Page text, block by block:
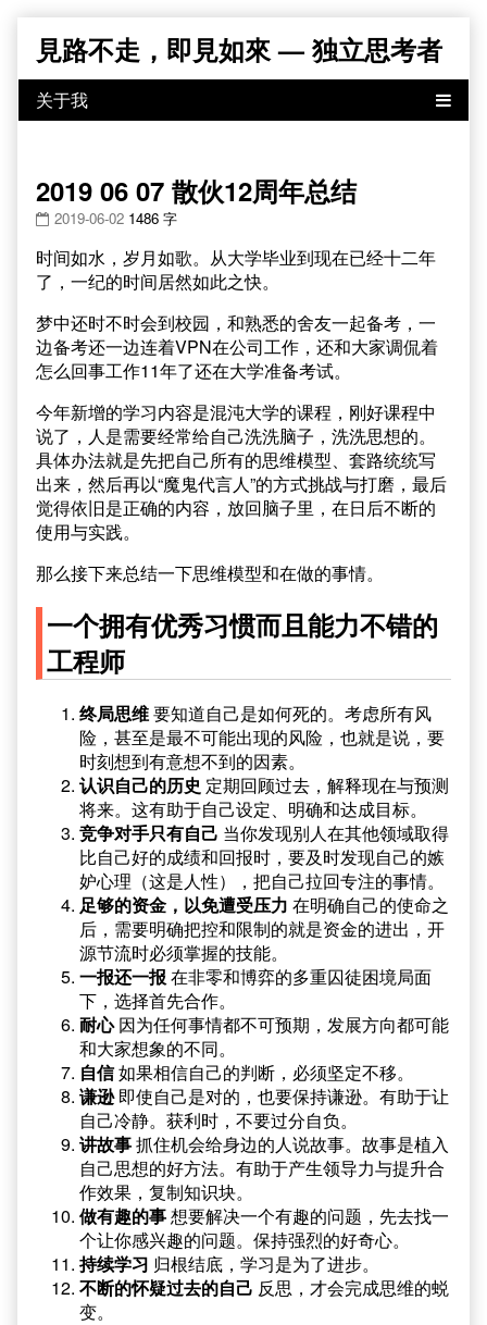
content
見路不走，即見如來 — 独立思考者
2019 06 07 散伙12周年总结
2019-06-02 1486 字
时间如水，岁月如歌。从大学毕业到现在已经十二年
了，一纪的时间居然如此之快。
梦中还时不时会到校园，和熟悉的舍友一起备考，一
边备考还一边连着VPN在公司工作，还和大家调侃着
怎么回事工作11年了还在大学准备考试。
今年新增的学习内容是混沌大学的课程，刚好课程中
说了，人是需要经常给自己洗洗脑子，洗洗思想的。
具体办法就是先把自己所有的思维模型、套路统统写
出来，然后再以“魔鬼代言人”的方式挑战与打磨，最后
觉得依旧是正确的内容，放回脑子里，在日后不断的
使用与实践。
那么接下来总结一下思维模型和在做的事情。
一个拥有优秀习惯而且能力不错的
工程师
终局思维要知道自己是如何死的。考虑所有风
险，甚至是最不可能出现的风险，也就是说，要
时刻想到有意想不到的因素。
认识自己的历史 定期回顾过去，解释现在与预测
将来。这有助于自己设定、明确和达成目标。
竞争对手只有自己 当你发现别人在其他领域取得
比自己好的成绩和回报时，要及时发现自己的嫉
妒心理（这是人性），把自己拉回专注的事情。
足够的资金，以免遭受压力 在明确自己的使命之
后，需要明确把控和限制的就是资金的进出，开
源节流时必须掌握的技能。
一报还一报在非零和博弈的多重囚徒困境局面
下，选择首先合作。
耐心因为任何事情都不可预期，发展方向都可能
和大家想象的不同。
自信如果相信自己的判断，必须坚定不移。
谦逊即使自己是对的，也要保持谦逊。有助于让
自己冷静。获利时，不要过分自负。
讲故事抓住机会给身边的人说故事。故事是植入
自己思想的好方法。有助于产生领导力与提升合
作效果，复制知识块。
做有趣的事想要解决一个有趣的问题，先去找一
个让你感兴趣的问题。保持强烈的好奇心。
持续学习 归根结底，学习是为了进步。
不断的怀疑过去的自己 反思，才会完成思维的蜕
变。